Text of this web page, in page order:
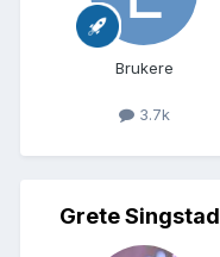
Brukere
3.7k
Grete Singstad